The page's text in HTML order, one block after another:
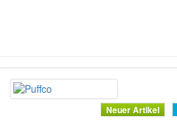
Neuer Artikel